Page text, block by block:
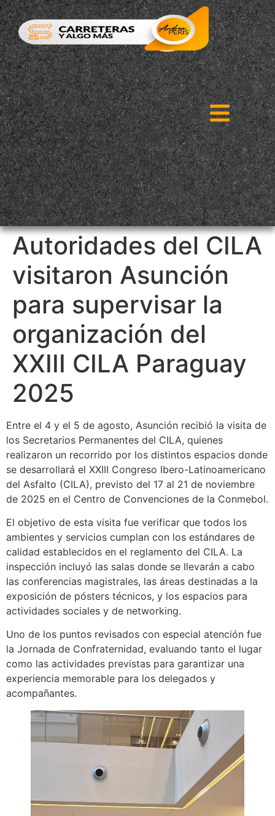
Autoridades del CILA
visitaron Asunción
para supervisar la
organización del
XXIII CILA Paraguay
2025
Entre el 4 y el 5 de agosto, Asunción recibió la visita de
los Secretarios Permanentes del CILA, quienes
realizaron un recorrido por los distintos espacios donde
se desarrollará el XXIII Congreso Ibero-Latinoamericano
del Asfalto (CILA), previsto del 17 al 21 de noviembre
de 2025 en el Centro de Convenciones de la Conmebol.
El objetivo de esta visita fue verificar que todos los
ambientes y servicios cumplan con los estándares de
calidad establecidos en el reglamento del CILA. La
inspección incluyó las salas donde se llevarán a cabo
las conferencias magistrales, las áreas destinadas a la
exposición de pósters técnicos, y los espacios para
actividades sociales y de networking.
Uno de los puntos revisados con especial atención fue
la Jornada de Confraternidad, evaluando tanto el lugar
como las actividades previstas para garantizar una
experiencia memorable para los delegados y
acompañantes.